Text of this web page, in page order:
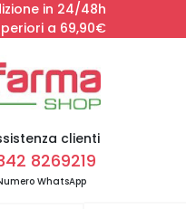
in 24/48h
a 69,90€
clienti
8269219
WhatsApp